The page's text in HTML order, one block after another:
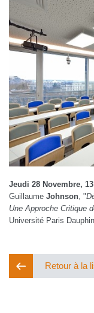
Jeudi 28 Novembre,
Guillaume Johnson, "
Une Approche Critique
Université Paris
Retour à la